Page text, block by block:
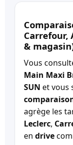
Carrefour,
&
Vous
Main Maxi
SUN et vous
agrège les
Leclerc,
en drive